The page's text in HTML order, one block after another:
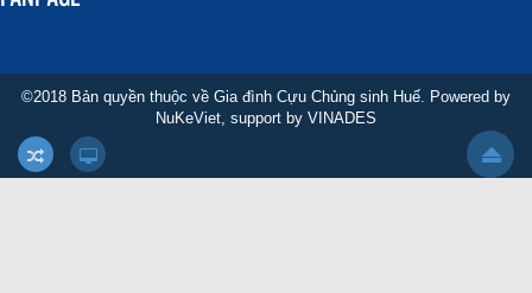
©2018 Bản quyền thuộc về Gia đình Cựu Chủng sinh Huế. Powered by
NuKeViet, support by VINADES